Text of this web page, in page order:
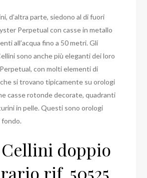
d’altra parte, siedono al di fuori
Perpetual con casse in metallo
all’acqua fino a 50 metri. Gli
sono anche più eleganti dei loro
con molti elementi di
si trovano tipicamente su orologi
casse rotonde decorate, quadranti
in pelle. Questi sono orologi
doppio
rif. 50525